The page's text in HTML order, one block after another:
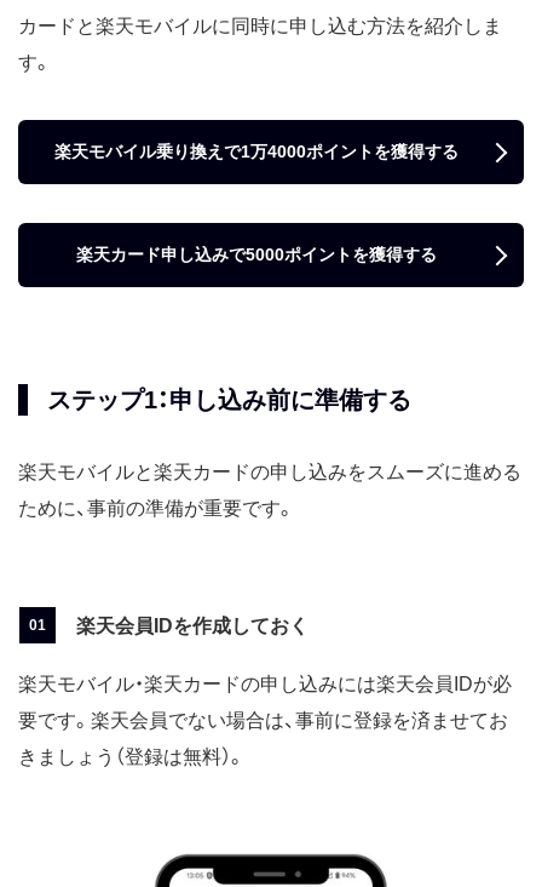
カードと楽天モバイルに同時に申し込む方法を紹介しま
す。
楽天モバイル乗り換えで1万4000ポイントを獲得する
楽天カード申し込みで5000ポイントを獲得する
ステップ1：申し込み前に準備する
楽天モバイルと楽天カードの申し込みをスムーズに進める
ために、事前の準備が重要です。
楽天会員IDを作成しておく
楽天モバイル・楽天カードの申し込みには楽天会員IDが必
要です。楽天会員でない場合は、事前に登録を済ませてお
きましょう（登録は無料）。